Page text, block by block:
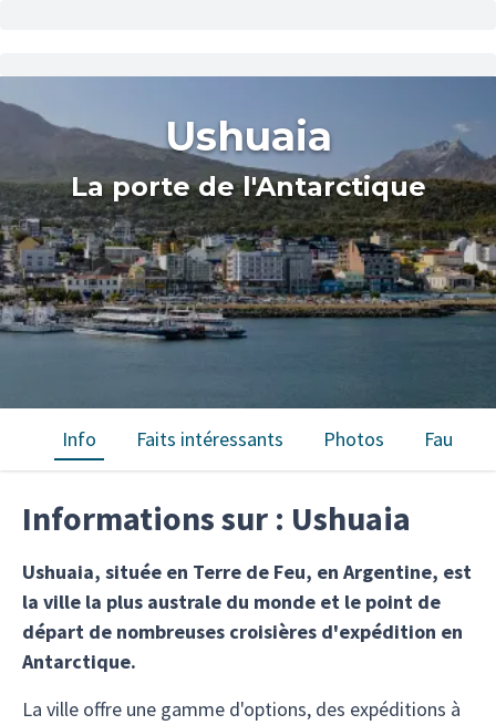
Ushuaia
La porte de l'Antarctique
Info Faits intéressants Photos Faune
Informations sur : Ushuaia
Ushuaia, située en Terre de Feu, en Argentine, est
la ville la plus australe du monde et le point de
départ de nombreuses croisières d'expédition en
Antarctique.
La ville offre une gamme d'options, des expéditions à